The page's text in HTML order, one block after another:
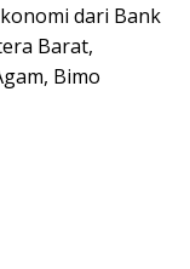
dari Bank
Barat,
Bimo